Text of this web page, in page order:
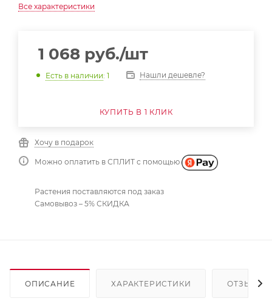
Все характеристики
1 068 руб./шт
Есть в наличии: 1 Нашли дешевле?
КУПИТЬ В 1 КЛИК
Хочу в подарок
Можно оплатить в СПЛИТ с помощью
Растения поставляются под заказ
Самовывоз – 5% СКИДКА
ОПИСАНИЕ ХАРАКТЕРИСТИКИ ОТЗЫВЫ